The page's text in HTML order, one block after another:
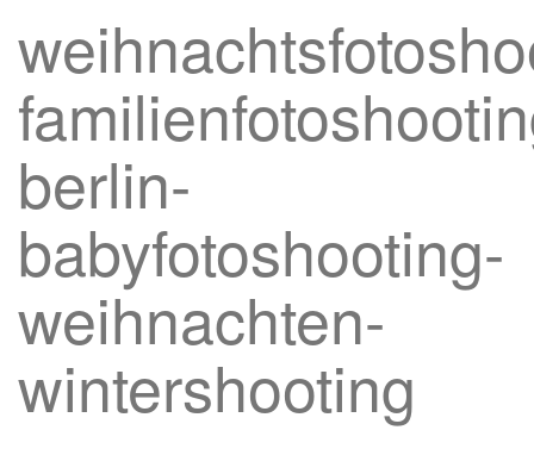
berlin-
babyfotoshooting-
weihnachten-
wintershooting